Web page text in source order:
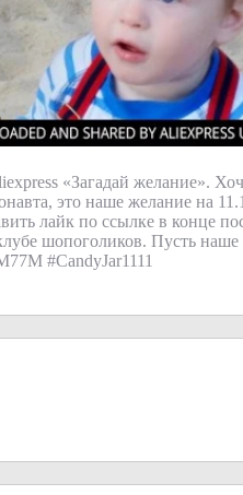
«Загадай желание».
это наше желание на
лайк по ссылке в конце
шопоголиков. Пусть наше
#CandyJar1111